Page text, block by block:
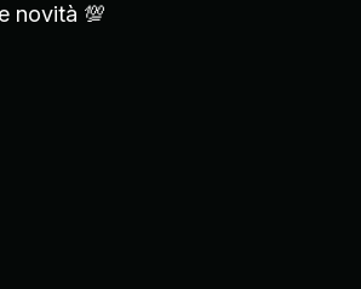
novità 💯